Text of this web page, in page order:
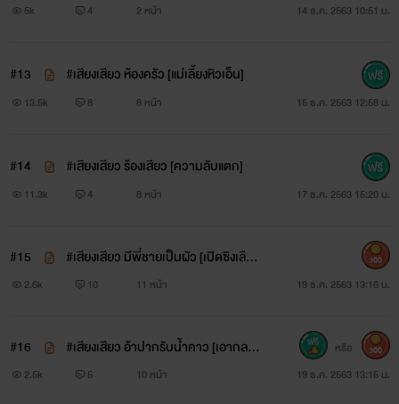
5k 4 2 หน้า 14 ธ.ค. 2563 10:51 น.
#13 #เสียงเสียว ห้องครัว [แม่เลี้ยงหิวเอ็น]
13.5k 8 8 หน้า 15 ธ.ค. 2563 12:58 น.
#14 #เสียงเสียว ร้องเสียว [ความลับแตก]
11.3k 4 8 หน้า 17 ธ.ค. 2563 15:20 น.
#15
#เสียงเสียว มีพี่ชายเป็นผัว [เปิดซิงเลือด
สาด]
2.6k 10 11 หน้า 19 ธ.ค. 2563 13:16 น.
300
#16
#เสียงเสียว อ้าปากรับน้ำคาว [เอากลาง
วัน]
2.5k 5 10 หน้า 19 ธ.ค. 2563 13:15 น.
หรือ 300